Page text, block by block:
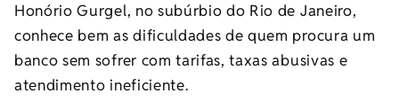
Honório Gurgel, no subúrbio do Rio de Janeiro,
conhece bem as dificuldades de quem procura um
banco sem sofrer com tarifas, taxas abusivas e
atendimento ineficiente.